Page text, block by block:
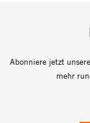
Abonniere jetzt
mehr